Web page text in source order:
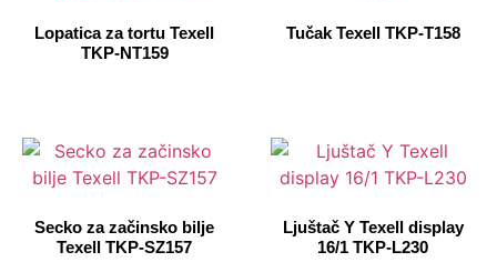
Lopatica za tortu Texell
TKP-NT159
Tučak Texell TKP-T158
Secko za začinsko bilje
Texell TKP-SZ157
Ljuštač Y Texell display
16/1 TKP-L230